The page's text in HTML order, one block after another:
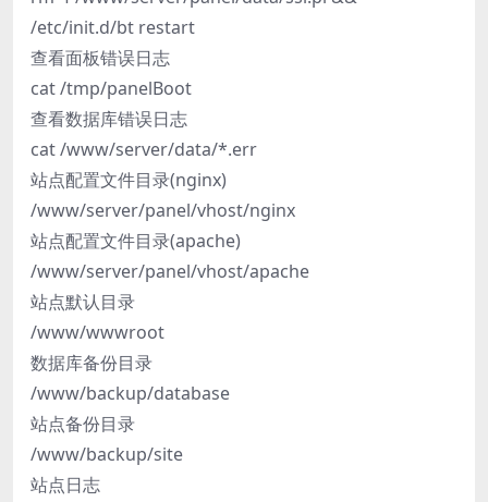
/etc/init.d/bt restart
查看面板错误日志
cat /tmp/panelBoot
查看数据库错误日志
cat /www/server/data/*.err
站点配置文件目录(nginx)
/www/server/panel/vhost/nginx
站点配置文件目录(apache)
/www/server/panel/vhost/apache
站点默认目录
/www/wwwroot
数据库备份目录
/www/backup/database
站点备份目录
/www/backup/site
站点日志